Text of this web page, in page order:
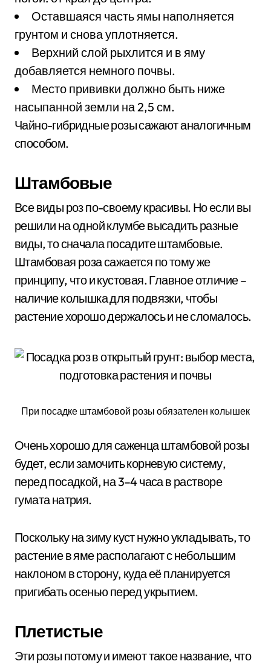
Оставшаяся часть ямы наполняется
грунтом и снова уплотняется.
Верхний слой рыхлится и в яму
добавляется немного почвы.
Место прививки должно быть ниже
насыпанной земли на 2,5 см.
Чайно-гибридные розы сажают аналогичным
способом.
Штамбовые
Все виды роз по-своему красивы. Но если вы
решили на одной клумбе высадить разные
виды, то сначала посадите штамбовые.
Штамбовая роза сажается по тому же
принципу, что и кустовая. Главное отличие –
наличие колышка для подвязки, чтобы
растение хорошо держалось и не сломалось.
При посадке штамбовой розы обязателен колышек
Очень хорошо для саженца штамбовой розы
будет, если замочить корневую систему,
перед посадкой, на 3–4 часа в растворе
гумата натрия.
Поскольку на зиму куст нужно укладывать, то
растение в яме располагают с небольшим
наклоном в сторону, куда её планируется
пригибать осенью перед укрытием.
Плетистые
Эти розы потому и имеют такое название, что